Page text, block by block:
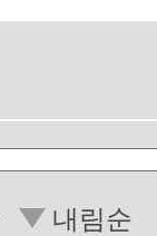
내림순